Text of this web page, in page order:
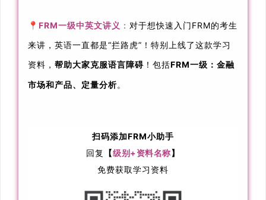
📍 FRM一级中英文讲义 ： 对于想快速入门FRM的考生
来讲，英语一直都是“拦路虎”！特别上线了这款学习
资料， 帮助大家克服语言障碍 ！包括FRM一级： 金融
市场和产品、定量分析。
扫码添加FRM小助手
回复
【级别+资料名称】
免费获取学习资料